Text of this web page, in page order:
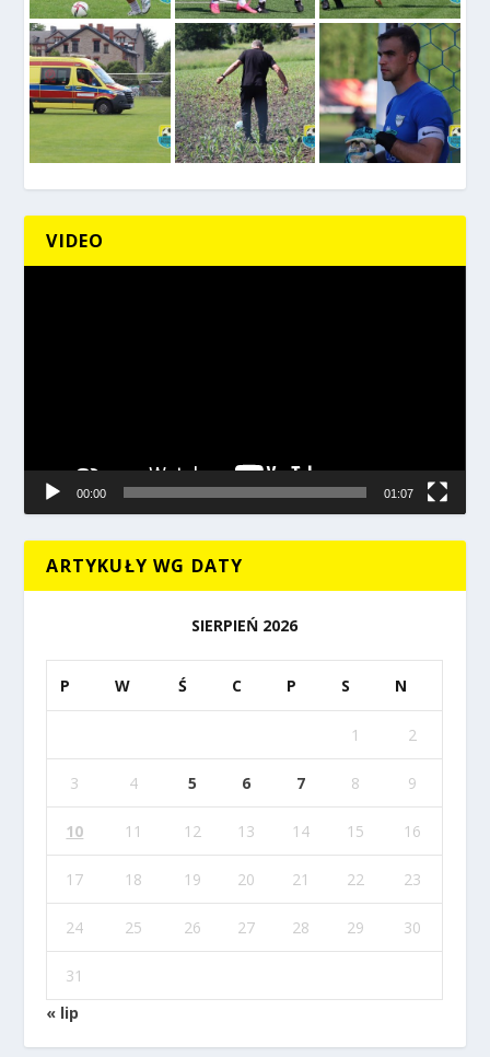
VIDEO
00:00 01:07
ARTYKUŁY WG DATY
SIERPIEŃ 2026
P W Ś C P S N
1 2
3 4 5 6 7 8 9
10 11 12 13 14 15 16
17 18 19 20 21 22 23
24 25 26 27 28 29 30
31
« lip